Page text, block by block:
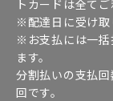
トカードは全てご
※配達日に受け取
※お支払には一括
ます。
分割払いの支払
回です。